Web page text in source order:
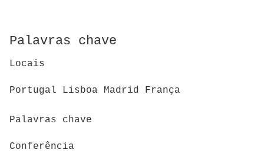
Palavras chave
Locais
Portugal Lisboa Madrid França
Palavras chave
Conferência